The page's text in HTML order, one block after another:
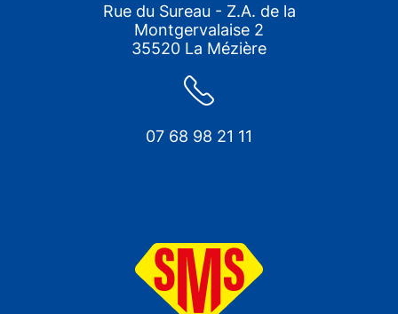
Rue du Sureau - Z.A. de la
Montgervalaise 2
35520 La Mézière
07 68 98 21 11